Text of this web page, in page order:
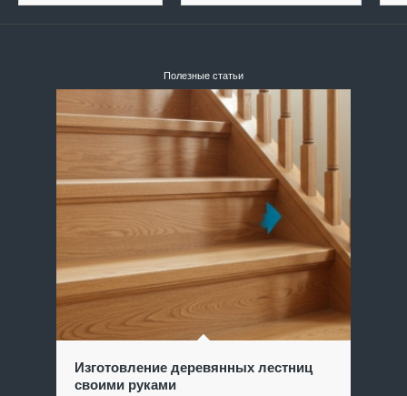
Полезные статьи
Изготовление деревянных лестниц
своими руками